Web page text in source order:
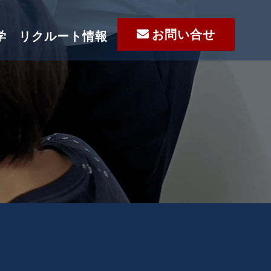
リクルート情報 お問い合せ